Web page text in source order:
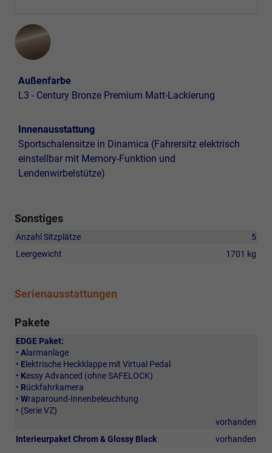
Außenfarbe
L3 - Century Bronze Premium Matt-Lackierung
Innenausstattung
Sportschalensitze in Dinamica (Fahrersitz elektrisch
einstellbar mit Memory-Funktion und
Lendenwirbelstütze)
Sonstiges
Anzahl Sitzplätze
5
Leergewicht
1701 kg
Serienausstattungen
Pakete
EDGE Paket:
• A larmanlage
• Elektrische Heckklappe mit Virtual Pedal
• Kessy Advanced (ohne SAFELOCK)
• Rückfahrkamera
• Wraparound-Innenbeleuchtung
• (Serie VZ)
vorhanden
Interieurpaket Chrom & Glossy Black
vorhanden